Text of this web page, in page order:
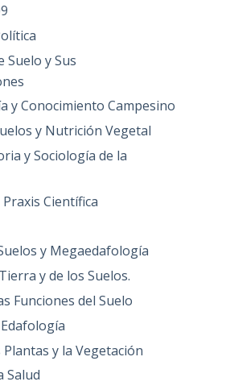
Suelo y Sus
y Conocimiento Campesino
y Nutrición Vegetal
y Sociología de la
Científica
y Megaedafología
y de los Suelos.
Funciones del Suelo
Plantas y la Vegetación
Salud